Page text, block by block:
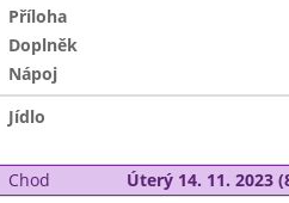
Příloha
Doplněk
Nápoj
Jídlo
Chod Úterý 14. 11. 2023